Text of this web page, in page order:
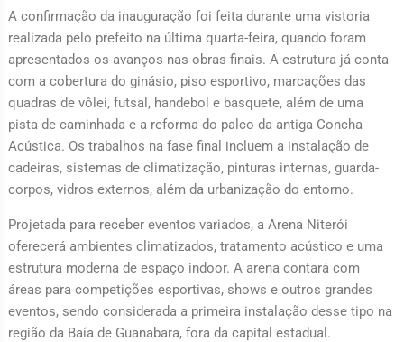
A confirmação da inauguração foi feita durante uma vistoria
realizada pelo prefeito na última quarta-feira, quando foram
apresentados os avanços nas obras finais. A estrutura já conta
com a cobertura do ginásio, piso esportivo, marcações das
quadras de vôlei, futsal, handebol e basquete, além de uma
pista de caminhada e a reforma do palco da antiga Concha
Acústica. Os trabalhos na fase final incluem a instalação de
cadeiras, sistemas de climatização, pinturas internas, guarda-
corpos, vidros externos, além da urbanização do entorno.
Projetada para receber eventos variados, a Arena Niterói
oferecerá ambientes climatizados, tratamento acústico e uma
estrutura moderna de espaço indoor. A arena contará com
áreas para competições esportivas, shows e outros grandes
eventos, sendo considerada a primeira instalação desse tipo na
região da Baía de Guanabara, fora da capital estadual.